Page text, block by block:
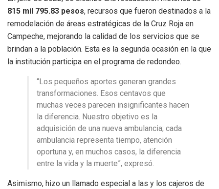
815 mil 795.83 pesos, recursos que fueron destinados a la
remodelación de áreas estratégicas de la Cruz Roja en
Campeche, mejorando la calidad de los servicios que se
brindan a la población. Esta es la segunda ocasión en la que
la institución participa en el programa de redondeo.
“Los pequeños aportes generan grandes
transformaciones. Esos centavos que
muchas veces parecen insignificantes hacen
la diferencia. Nuestro objetivo es la
adquisición de una nueva ambulancia; cada
ambulancia representa tiempo, atención
oportuna y, en muchos casos, la diferencia
entre la vida y la muerte”, expresó.
Asimismo, hizo un llamado especial a las y los cajeros de